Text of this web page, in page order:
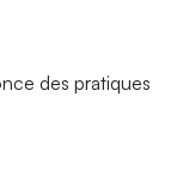
des pratiques